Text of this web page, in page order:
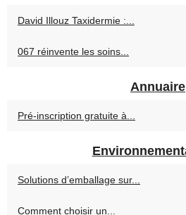
David Illouz Taxidermie :...
067 réinvente les soins...
Annuaire
Pré-inscription gratuite à...
Solutions d’emballage sur...
Comment choisir un...